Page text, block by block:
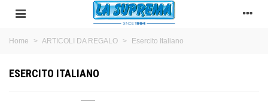
Home > ARTICOLI DA REGALO > Esercito Italiano
ESERCITO ITALIANO